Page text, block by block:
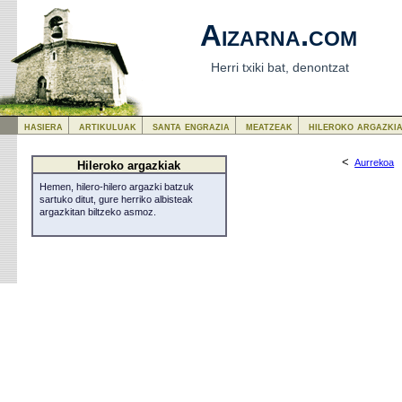
Aizarna.com
Herri txiki bat, denontzat
<Aurrekoa
Hileroko argazkiak
Hemen, hilero-hilero argazki batzuk
sartuko ditut, gure herriko albisteak
argazkitan biltzeko asmoz.
hasiera artikuluak santa engrazia meatzeak hileroko